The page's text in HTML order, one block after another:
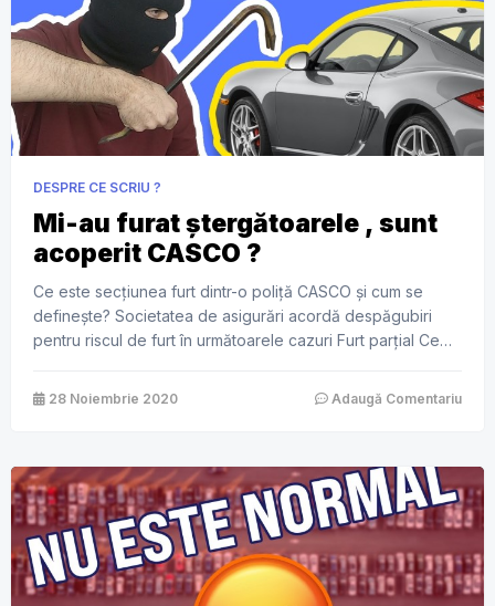
DESPRE CE SCRIU ?
Mi-au furat ștergătoarele , sunt
acoperit CASCO ?
Ce este secțiunea furt dintr-o poliță CASCO și cum se
definește? Societatea de asigurări acordă despăgubiri
pentru riscul de furt în următoarele cazuri Furt parțial Ce
geamuri, ștergătoarele și alte elemente ce pot fi furate de
28 Noiembrie 2020 Adaugă Comentariu